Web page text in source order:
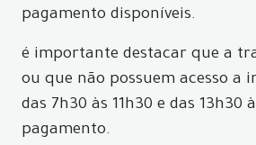
pagamento disponíveis.
é importante destacar que a
ou que não possuem acesso
das 7h30 às 11h30 e das
pagamento.